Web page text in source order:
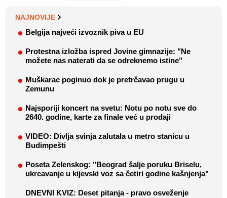
NAJNOVIJE
Belgija najveći izvoznik piva u EU
Protestna izložba ispred Jovine gimnazije: "Ne
možete nas naterati da se odreknemo istine"
Muškarac poginuo dok je pretrčavao prugu u
Zemunu
Najsporiji koncert na svetu: Notu po notu sve do
2640. godine, karte za finale već u prodaji
VIDEO: Divlja svinja zalutala u metro stanicu u
Budimpešti
Poseta Zelenskog: "Beograd šalje poruku Briselu,
ukrcavanje u kijevski voz sa četiri godine kašnjenja"
DNEVNI KVIZ: Deset pitanja - pravo osveženje